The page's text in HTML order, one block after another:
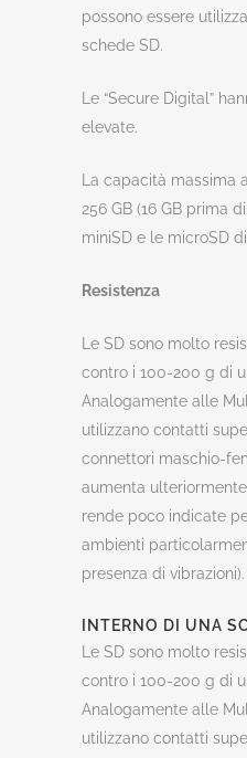
possono essere
schede SD.
Le “Secure Digital”
elevate.
La capacità massima
256 GB (16 GB prima
miniSD e le microSD
Resistenza
Le SD sono molto
contro i 100-200 g di
Analogamente alle
utilizzano contatti
connettori maschio-
aumenta
rende poco indicate
ambienti
presenza di vibrazioni).
INTERNO DI UNA
Le SD sono molto
contro i 100-200 g di
Analogamente alle
utilizzano contatti